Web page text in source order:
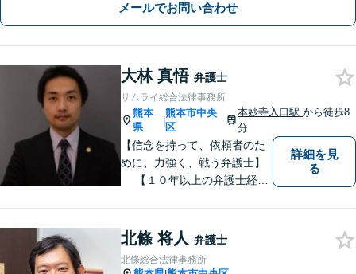
メールでお問い合わせ
大林 真悟 弁護士
サムライ総合法律事務所
熊本
県
|
熊本市中央
区
本妙寺入口駅から徒歩8
分
【信念を持って、依頼者のた
めに、力強く、戦う弁護士】
【１０年以上の弁護士経
護の３つの分野に力を注ぐ弁
護士】
詳細を見
る
北條 将人 弁護士
北條総合法律事務所